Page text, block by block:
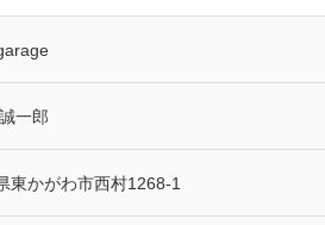
一郎
東かがわ市西村1268-1